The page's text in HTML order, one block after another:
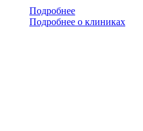
Подробнее
Подробнее о клиниках